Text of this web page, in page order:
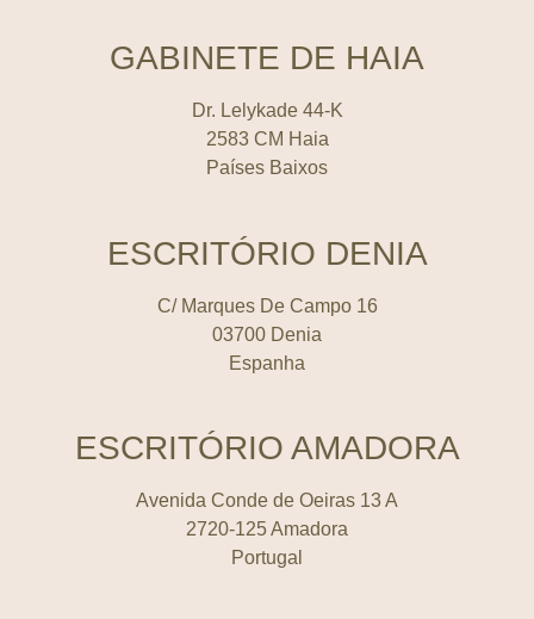
GABINETE DE HAIA
Dr. Lelykade 44-K
2583 CM Haia
Países Baixos
ESCRITÓRIO DENIA
C/ Marques De Campo 16
03700 Denia
Espanha
ESCRITÓRIO AMADORA
Avenida Conde de Oeiras 13 A
2720-125 Amadora
Portugal